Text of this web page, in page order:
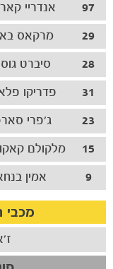
כרטיסים
97
אנדריי
29
מרקאס
28
סיברט
31
פדריקו
23
ג'פרי
15
מלקולם
9
אמין
מכבי